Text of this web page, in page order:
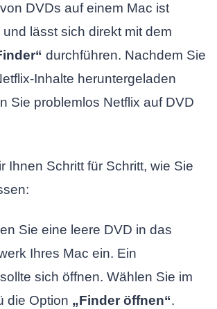
DVDs auf einem Mac ist
lässt sich direkt mit dem
durchführen. Nachdem Sie
Inhalte heruntergeladen
Sie problemlos Netflix auf DVD
Ihnen Schritt für Schritt, wie Sie
Sie eine leere DVD in das
Ihres Mac ein. Ein
sich öffnen. Wählen Sie im
die Option „Finder öffnen“.